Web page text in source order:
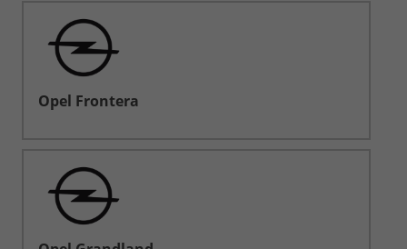
Opel Frontera